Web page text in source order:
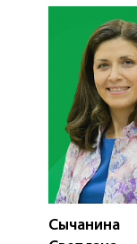
Сычанина